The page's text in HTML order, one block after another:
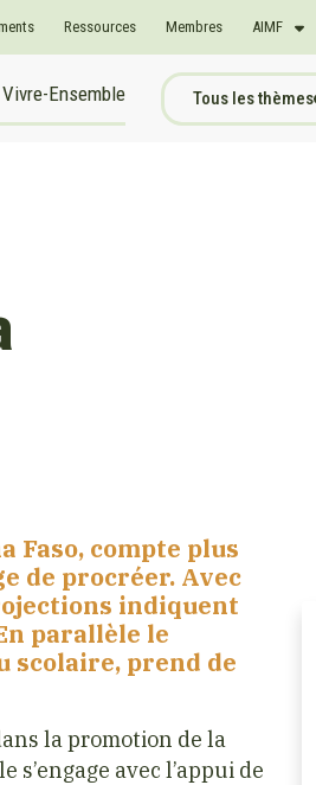
Ressources Membres AIMF
Vivre-Ensemble Tous les thèmes
Faso, compte plus
de procréer. Avec
indiquent
parallèle le
scolaire, prend de
la promotion de la
avec l’appui de